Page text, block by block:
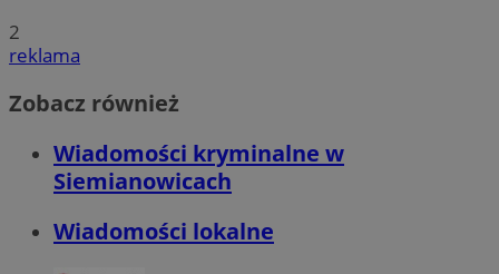
2
reklama
Zobacz również
Wiadomości kryminalne w
Siemianowicach
Wiadomości lokalne